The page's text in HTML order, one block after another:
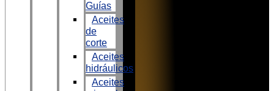
Guías
Aceites
de
corte
Aceites
hidráulicos
Aceites